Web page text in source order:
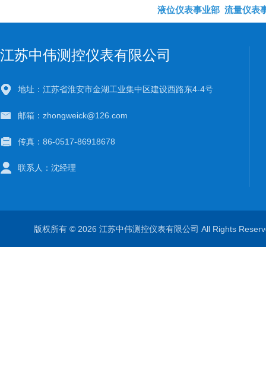
液位仪表事业部 流量仪表
江苏中伟测控仪表有限公司
地址：江苏省淮安市金湖工业集中区建设西路东4-4号
邮箱：zhongweick@126.com
传真：86-0517-86918678
联系人：沈经理
版权所有 © 2026 江苏中伟测控仪表有限公司 All Rights